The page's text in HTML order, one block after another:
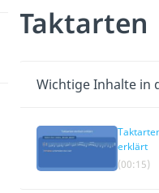
Taktarten
Wichtige Inhalte in
erklärt
(00:15)